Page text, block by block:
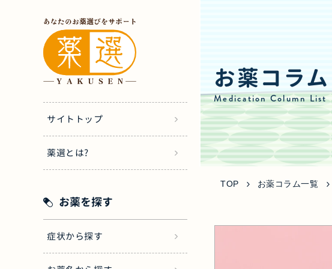
サイトトップ
薬選とは?
お薬を探す
症状から探す
お薬コラム
Medication Column List
TOP お薬コラム一覧